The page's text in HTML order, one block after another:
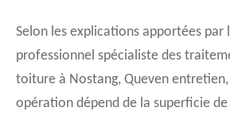
Selon les explications apportées par
professionnel spécialiste des
toiture à Nostang, Queven
opération dépend de la superficie